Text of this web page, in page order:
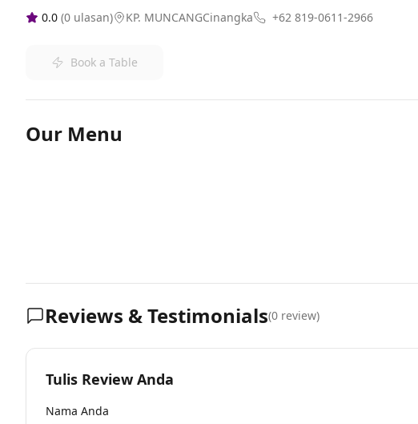
0.0 (0 ulasan) KP. MUNCANGCinangka +62 819-0611-2966
Book a Table
Our Menu
Reviews & Testimonials(0 review)
Tulis Review Anda
Nama Anda